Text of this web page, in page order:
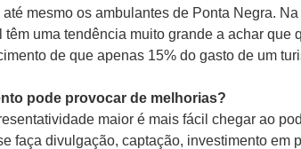
mesmo os ambulantes de Ponta Negra.
uma tendência muito grande a achar que
de que apenas 15% do gasto de um
pode provocar de melhorias?
maior é mais fácil chegar ao
faça divulgação, captação, investimento em